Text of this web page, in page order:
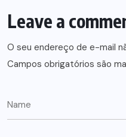
Leave a
O seu endereço de e-mail
Campos obrigatórios são